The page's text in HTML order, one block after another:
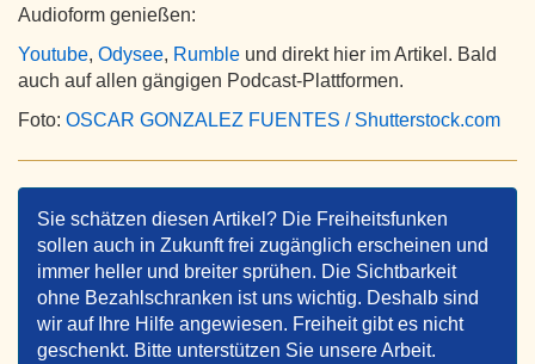
Audioform genießen:
Youtube, Odysee, Rumble und direkt hier im Artikel. Bald
auch auf allen gängigen Podcast-Plattformen.
Foto: OSCAR GONZALEZ FUENTES / Shutterstock.com
Sie schätzen diesen Artikel? Die Freiheitsfunken
sollen auch in Zukunft frei zugänglich erscheinen und
immer heller und breiter sprühen. Die Sichtbarkeit
ohne Bezahlschranken ist uns wichtig. Deshalb sind
wir auf Ihre Hilfe angewiesen. Freiheit gibt es nicht
geschenkt. Bitte unterstützen Sie unsere Arbeit.